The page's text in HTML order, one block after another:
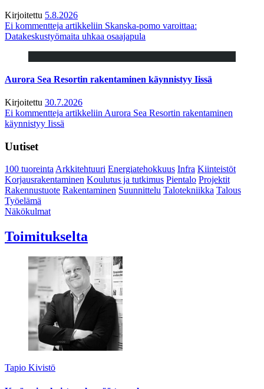
Kirjoitettu 5.8.2026
Ei kommentteja artikkeliin Skanska-pomo varoittaa:
Datakeskustyömaita uhkaa osaajapula
Aurora Sea Resortin rakentaminen käynnistyy Iissä
Kirjoitettu 30.7.2026
Ei kommentteja artikkeliin Aurora Sea Resortin rakentaminen
käynnistyy Iissä
Uutiset
100 tuoreintaArkkitehtuuri Energiatehokkuus Infra Kiinteistöt
Korjausrakentaminen Koulutus ja tutkimus Pientalo Projektit
Rakennustuote Rakentaminen Suunnittelu Talotekniikka Talous
Työelämä
Näkökulmat
Toimitukselta
Tapio Kivistö